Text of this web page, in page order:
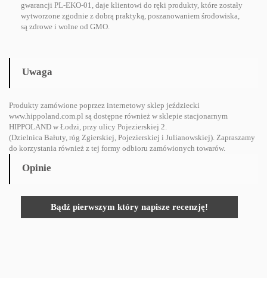
gwarancji PL-EKO-01, daje klientowi do ręki produkty, które zostały
wytworzone zgodnie z dobrą praktyką, poszanowaniem środowiska,
są zdrowe i wolne od GMO.
Uwaga
Produkty zamówione poprzez internetowy sklep jeździecki
www.hippoland.com.pl są dostępne również w sklepie stacjonarnym
HIPPOLAND w Łodzi, przy ulicy Pojezierskiej 2.
(Dzielnica Bałuty, róg Zgierskiej, Pojezierskiej i Julianowskiej). Zapraszamy
do korzystania również z tej formy odbioru zamówionych towarów.
Opinie
Bądź pierwszym który napisze recenzję!